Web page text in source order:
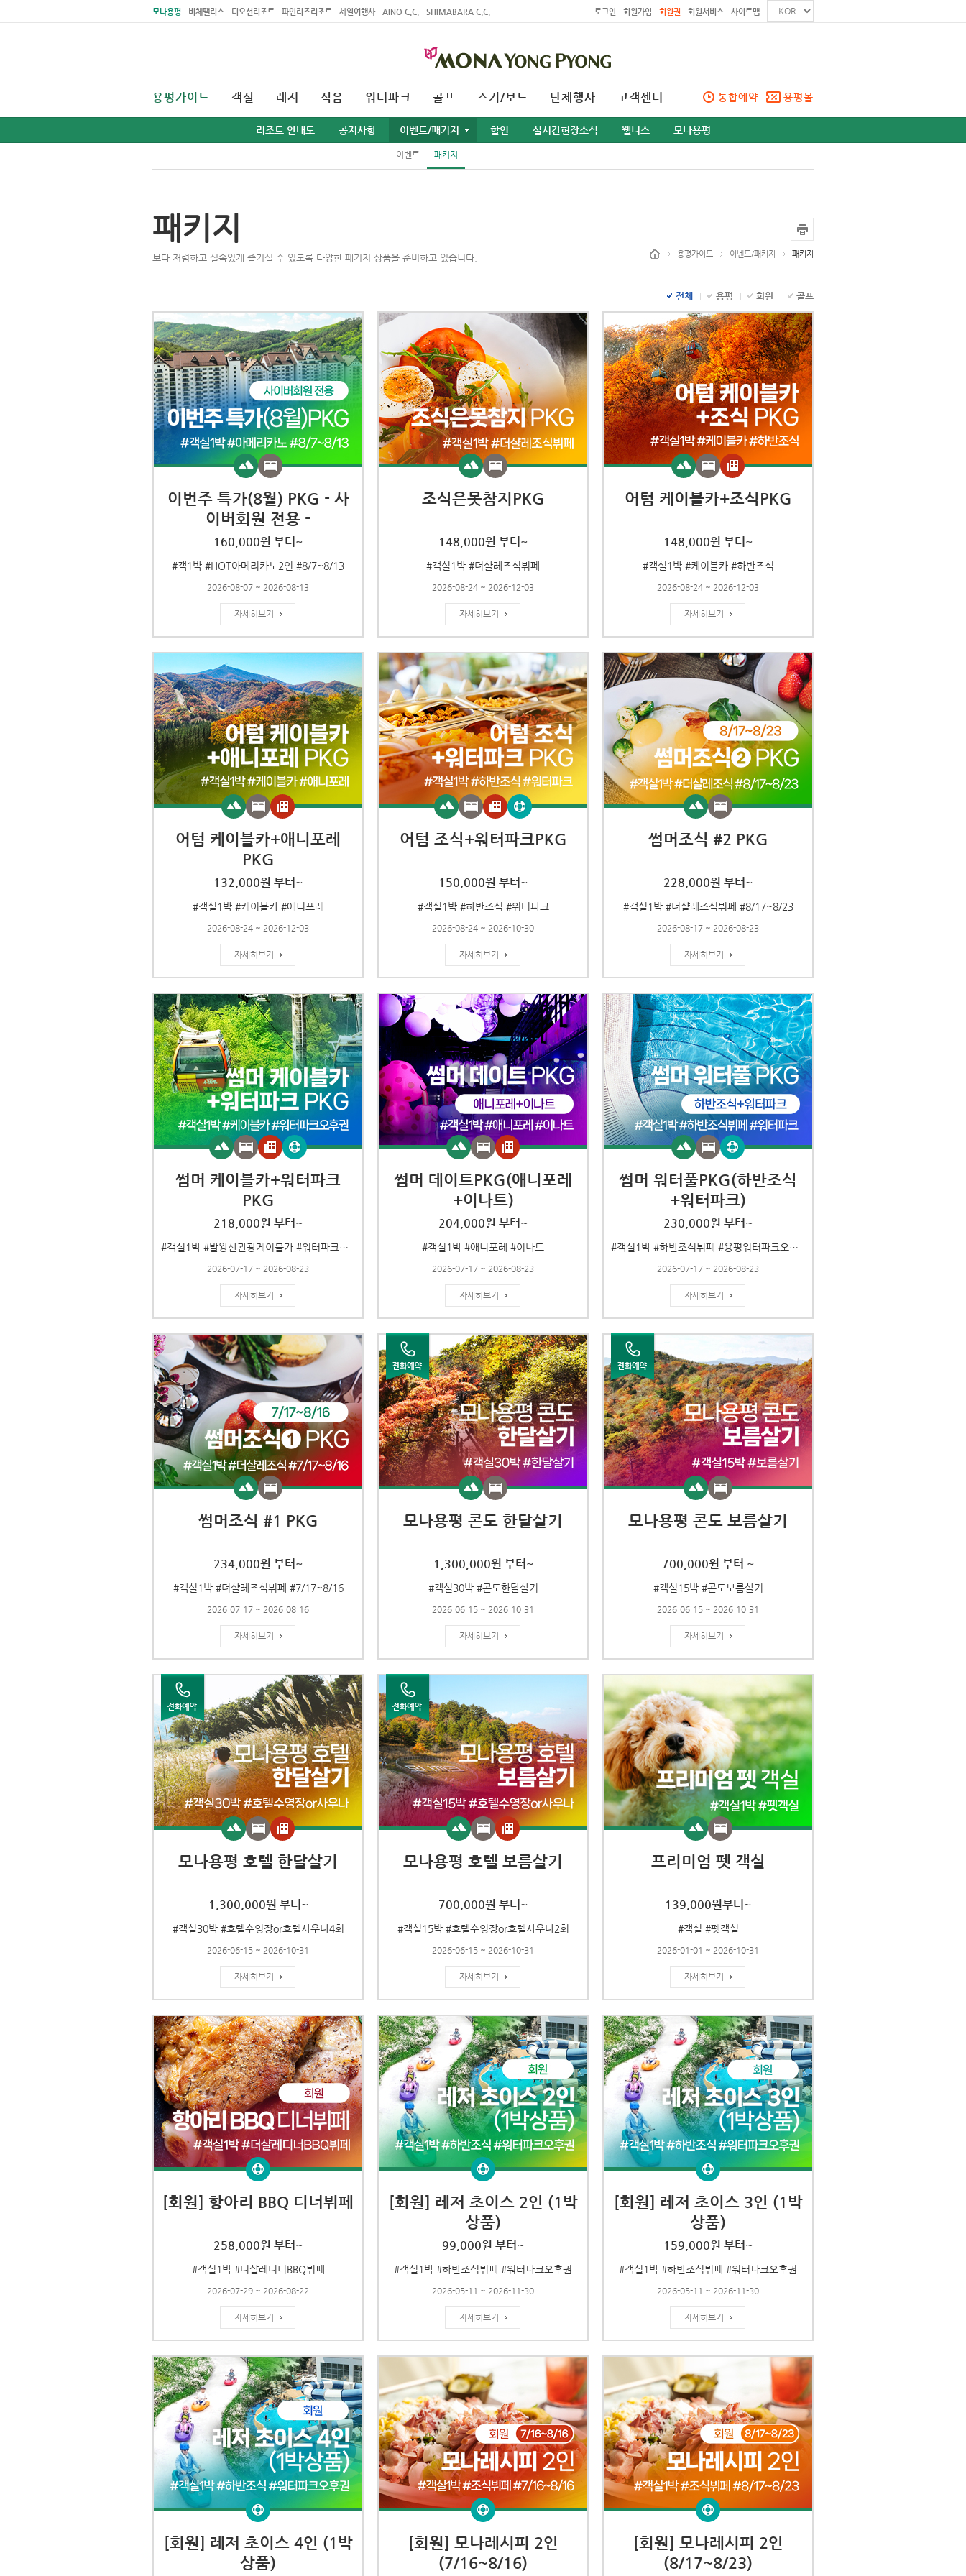
모나용평 비체팰리스 디오션리조트 파인리즈리조트 세일여행사 AINO C.C. SHIMABARA C.C. 로그인 회원가입 회원권 회원서비스 사이트맵
용평가이드
리조트 안내도 공지사항 이벤트/패키지
이벤트 패키지
할인 실시간현장소식 웰니스 모나용평
객실 레저 식음 워터파크 골프 스키/보드 단체행사 고객센터 통합예약 용평몰
패키지
보다 저렴하고 실속있게 즐기실 수 있도록 다양한 패키지 상품을 준비하고 있습니다. 용평가이드 이벤트/패키지 패키지
전체 용평 회원 골프
이번주 특가(8월) PKG - 사
이버회원 전용 -
160,000원 부터~
#객1박 #HOT아메리카노2인 #8/7~8/13
2026-08-07 ~ 2026-08-13
자세히보기
조식은못참지PKG
148,000원 부터~
#객실1박 #더샬레조식뷔페
2026-08-24 ~ 2026-12-03
자세히보기
어텀 케이블카+조식PKG
148,000원 부터~
#객실1박 #케이블카 #하반조식
2026-08-24 ~ 2026-12-03
자세히보기
어텀 케이블카+애니포레
PKG
132,000원 부터~
#객실1박 #케이블카 #애니포레
2026-08-24 ~ 2026-12-03
자세히보기
어텀 조식+워터파크PKG
150,000원 부터~
#객실1박 #하반조식 #워터파크
2026-08-24 ~ 2026-10-30
자세히보기
썸머조식 #2 PKG
228,000원 부터~
#객실1박 #더샬레조식뷔페 #8/17~8/23
2026-08-17 ~ 2026-08-23
자세히보기
썸머 케이블카+워터파크
PKG
218,000원 부터~
#객실1박 #발왕산관광케이블카 #워터파크오후권
2026-07-17 ~ 2026-08-23
자세히보기
썸머 데이트PKG(애니포레
+이나트)
204,000원 부터~
#객실1박 #애니포레 #이나트
2026-07-17 ~ 2026-08-23
자세히보기
썸머 워터풀PKG(하반조식
+워터파크)
230,000원 부터~
#객실1박 #하반조식뷔페 #용평워터파크오후권
2026-07-17 ~ 2026-08-23
자세히보기
썸머조식 #1 PKG
234,000원 부터~
#객실1박 #더샬레조식뷔페 #7/17~8/16
2026-07-17 ~ 2026-08-16
자세히보기
모나용평 콘도 한달살기
1,300,000원 부터~
#객실30박 #콘도한달살기
2026-06-15 ~ 2026-10-31
자세히보기
모나용평 콘도 보름살기
700,000원 부터 ~
#객실15박 #콘도보름살기
2026-06-15 ~ 2026-10-31
자세히보기
모나용평 호텔 한달살기
1,300,000원 부터~
#객실30박 #호텔수영장or호텔사우나4회
2026-06-15 ~ 2026-10-31
자세히보기
모나용평 호텔 보름살기
700,000원 부터~
#객실15박 #호텔수영장or호텔사우나2회
2026-06-15 ~ 2026-10-31
자세히보기
프리미엄 펫 객실
139,000원부터~
#객실 #펫객실
2026-01-01 ~ 2026-10-31
자세히보기
[회원] 항아리 BBQ 디너뷔페
258,000원 부터~
#객실1박 #더샬레디너BBQ뷔페
2026-07-29 ~ 2026-08-22
자세히보기
[회원] 레저 초이스 2인 (1박
상품)
99,000원 부터~
#객실1박 #하반조식뷔페 #워터파크오후권
2026-05-11 ~ 2026-11-30
자세히보기
[회원] 레저 초이스 3인 (1박
상품)
159,000원 부터~
#객실1박 #하반조식뷔페 #워터파크오후권
2026-05-11 ~ 2026-11-30
자세히보기
[회원] 레저 초이스 4인 (1박
상품)
[회원] 모나레시피 2인
(7/16~8/16)
[회원] 모나레시피 2인
(8/17~8/23)